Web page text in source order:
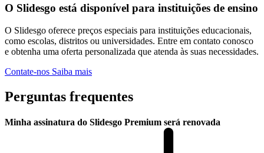
O Slidesgo está disponível para instituições de ensino
O Slidesgo oferece preços especiais para instituições educacionais,
como escolas, distritos ou universidades. Entre em contato conosco
e obtenha uma oferta personalizada que atenda às suas necessidades.
Contate-nos Saiba mais
Perguntas frequentes
Minha assinatura do Slidesgo Premium será renovada